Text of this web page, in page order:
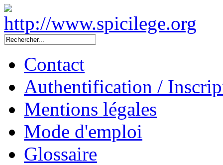
Contact
Authentification /
Mentions légales
Mode d'emploi
Glossaire